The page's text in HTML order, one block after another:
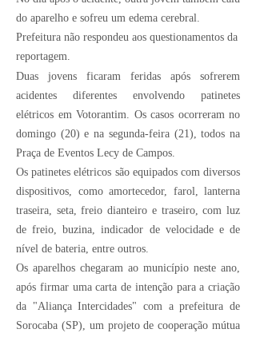
do aparelho e sofreu um edema cerebral.
Prefeitura não respondeu aos questionamentos da
reportagem.
Duas jovens ficaram feridas após sofrerem
acidentes diferentes envolvendo patinetes
elétricos em Votorantim . Os casos ocorreram no
domingo (20) e na segunda-feira (21), todos na
Praça de Eventos Lecy de Campos.
Os patinetes elétricos são equipados com diversos
dispositivos, como amortecedor, farol, lanterna
traseira, seta, freio dianteiro e traseiro, com luz
de freio, buzina, indicador de velocidade e de
nível de bateria, entre outros.
Os aparelhos chegaram ao município neste ano,
após firmar uma carta de intenção para a criação
da "Aliança Intercidades" com a prefeitura de
Sorocaba (SP), um projeto de cooperação mútua